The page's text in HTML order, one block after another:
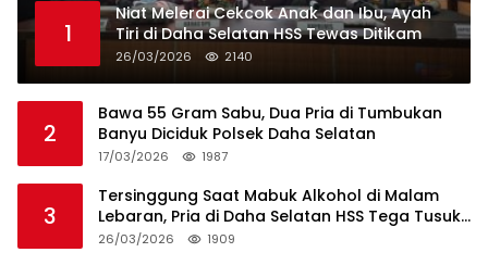
1
Niat Melerai Cekcok Anak dan Ibu, Ayah
Tiri di Daha Selatan HSS Tewas Ditikam
26/03/2026 2140
2
Bawa 55 Gram Sabu, Dua Pria di Tumbukan
Banyu Diciduk Polsek Daha Selatan
17/03/2026 1987
3
Tersinggung Saat Mabuk Alkohol di Malam
Lebaran, Pria di Daha Selatan HSS Tega Tusuk
Teman Sendiri
26/03/2026 1909